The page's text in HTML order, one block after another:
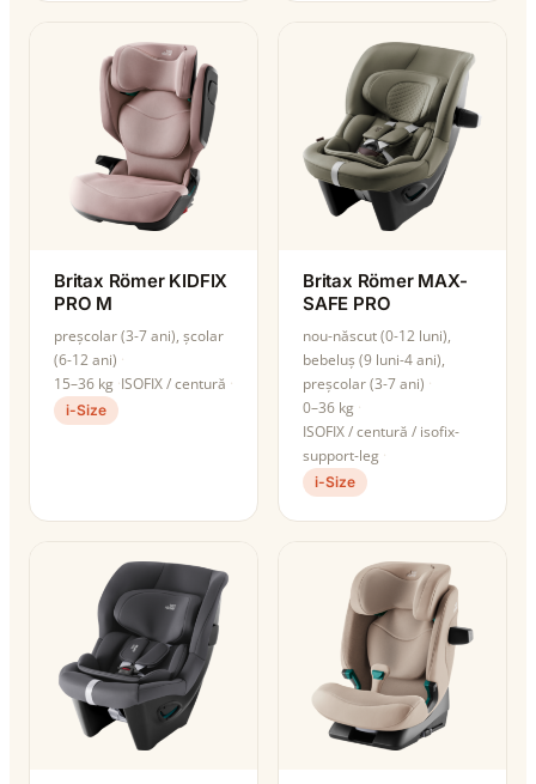
Britax Römer KIDFIX
PRO M
preșcolar (3-7 ani), școlar
(6-12 ani)
15–36 kg ISOFIX / centură
i-Size
Britax Römer MAX-
SAFE PRO
nou-născut (0-12 luni),
bebeluș (9 luni-4 ani),
preșcolar (3-7 ani)
0–36 kg
ISOFIX / centură / isofix-
support-leg
i-Size